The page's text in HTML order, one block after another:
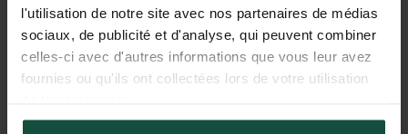
l'utilisation de notre site avec nos partenaires de médias
sociaux, de publicité et d'analyse, qui peuvent combiner
celles-ci avec d'autres informations que vous leur avez
fournies ou qu'ils ont collectées lors de votre utilisation